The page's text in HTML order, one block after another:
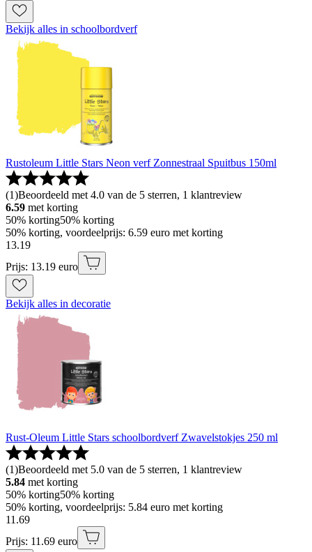
Bekijk alles in schoolbordverf
Rustoleum Little Stars Neon verf Zonnestraal Spuitbus 150ml
(1)Beoordeeld met 4.0 van de 5 sterren, 1 klantreview
6.59 met korting
50% korting50% korting
50% korting, voordeelprijs: 6.59 euro met korting
13.19
Prijs: 13.19 euro
Bekijk alles in decoratie
Rust-Oleum Little Stars schoolbordverf Zwavelstokjes 250 ml
(1)Beoordeeld met 5.0 van de 5 sterren, 1 klantreview
5.84 met korting
50% korting50% korting
50% korting, voordeelprijs: 5.84 euro met korting
11 .69
Prijs: 11.69 euro